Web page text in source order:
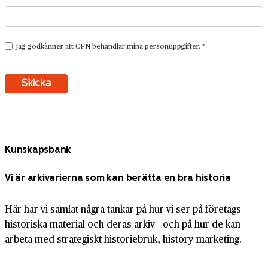
Kunskapsbank
Vi är arkivarierna som kan berätta en bra historia
Här har vi samlat några tankar på hur vi ser på företags
historiska material och deras arkiv - och på hur de kan
arbeta med strategiskt historiebruk, history marketing.